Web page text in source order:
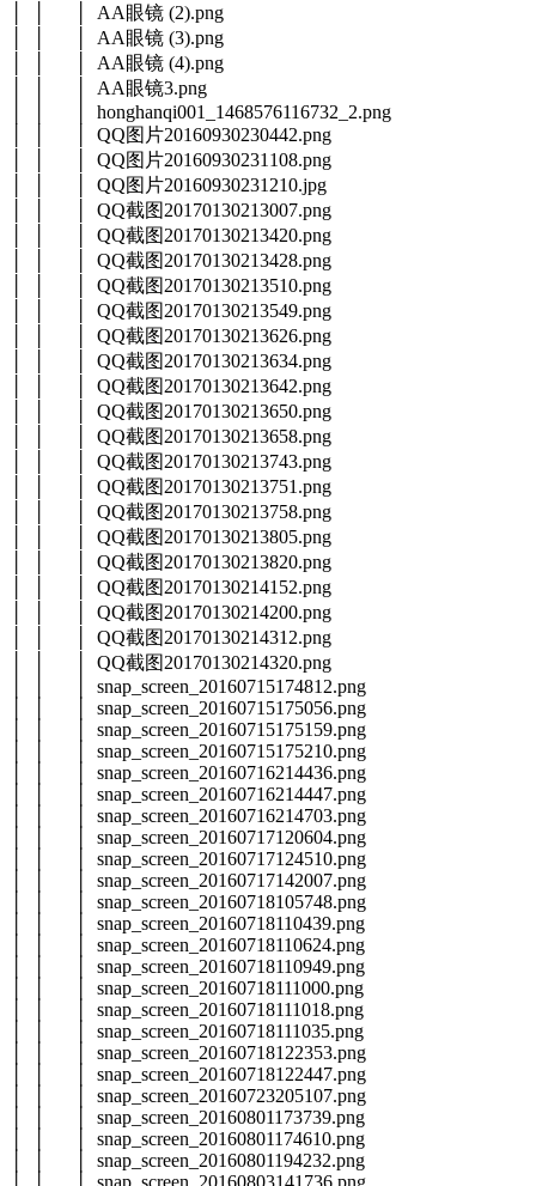
│ │ │ AA眼镜 (2).png
│ │ │ AA眼镜 (3).png
│ │ │ AA眼镜 (4).png
│ │ │ AA眼镜3.png
│ │ │ honghanqi001_1468576116732_2.png
│ │ │ QQ图片20160930230442.png
│ │ │ QQ图片20160930231108.png
│ │ │ QQ图片20160930231210.jpg
│ │ │ QQ截图20170130213007.png
│ │ │ QQ截图20170130213420.png
│ │ │ QQ截图20170130213428.png
│ │ │ QQ截图20170130213510.png
│ │ │ QQ截图20170130213549.png
│ │ │ QQ截图20170130213626.png
│ │ │ QQ截图20170130213634.png
│ │ │ QQ截图20170130213642.png
│ │ │ QQ截图20170130213650.png
│ │ │ QQ截图20170130213658.png
│ │ │ QQ截图20170130213743.png
│ │ │ QQ截图20170130213751.png
│ │ │ QQ截图20170130213758.png
│ │ │ QQ截图20170130213805.png
│ │ │ QQ截图20170130213820.png
│ │ │ QQ截图20170130214152.png
│ │ │ QQ截图20170130214200.png
│ │ │ QQ截图20170130214312.png
│ │ │ QQ截图20170130214320.png
│ │ │ snap_screen_20160715174812.png
│ │ │ snap_screen_20160715175056.png
│ │ │ snap_screen_20160715175159.png
│ │ │ snap_screen_20160715175210.png
│ │ │ snap_screen_20160716214436.png
│ │ │ snap_screen_20160716214447.png
│ │ │ snap_screen_20160716214703.png
│ │ │ snap_screen_20160717120604.png
│ │ │ snap_screen_20160717124510.png
│ │ │ snap_screen_20160717142007.png
│ │ │ snap_screen_20160718105748.png
│ │ │ snap_screen_20160718110439.png
│ │ │ snap_screen_20160718110624.png
│ │ │ snap_screen_20160718110949.png
│ │ │ snap_screen_20160718111000.png
│ │ │ snap_screen_20160718111018.png
│ │ │ snap_screen_20160718111035.png
│ │ │ snap_screen_20160718122353.png
│ │ │ snap_screen_20160718122447.png
│ │ │ snap_screen_20160723205107.png
│ │ │ snap_screen_20160801173739.png
│ │ │ snap_screen_20160801174610.png
│ │ │ snap_screen_20160801194232.png